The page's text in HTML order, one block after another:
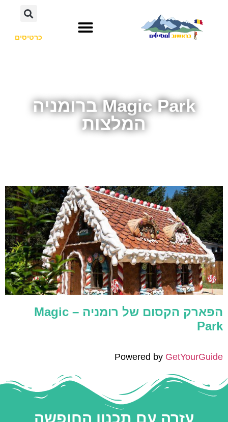
כרטיסים
Magic Park ברומניה
המלצות
הפארק הקסום של רומניה – Magic
Park
Powered by GetYourGuide
עזרה עם תכנון החופשה